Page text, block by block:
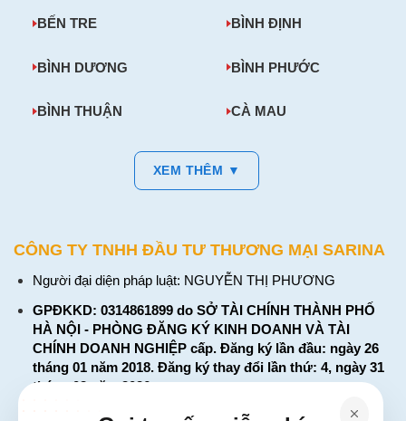
BẾN TRE BÌNH ĐỊNH
BÌNH DƯƠNG BÌNH PHƯỚC
BÌNH THUẬN CÀ MAU
XEM THÊM ▼
CÔNG TY TNHH ĐẦU TƯ THƯƠNG MẠI SARINA
Người đại diện pháp luật: NGUYỄN THỊ PHƯƠNG
GPĐKKD: 0314861899 do SỞ TÀI CHÍNH THÀNH PHỐ
HÀ NỘI - PHÒNG ĐĂNG KÝ KINH DOANH VÀ TÀI
CHÍNH DOANH NGHIỆP cấp. Đăng ký lần đầu: ngày 26
tháng 01 năm 2018. Đăng ký thay đổi lần thứ: 4, ngày 31
tháng 03 năm 2026
226 Đường Láng, Đống Đa, Hà Nội